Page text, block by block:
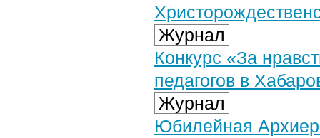
Журнал
Конкурс «За
педагогов в
Журнал
Юбилейная